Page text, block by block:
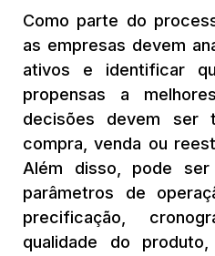
Como parte do
as empresas devem
ativos e identificar
propensas a
decisões devem ser
compra, venda ou
Além disso, pode
parâmetros de
precificação,
qualidade do